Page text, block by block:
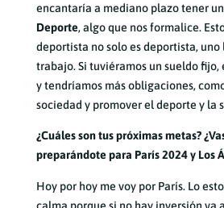
encantaría a mediano plazo tener un
Deporte, algo que nos formalice.
deportista no solo es deportista, uno
trabajo. Si tuviéramos un sueldo
y tendríamos más obligaciones,
sociedad y promover el deporte y la
¿Cuáles son tus próximas metas?
preparándote para París 2024 y Los
Hoy por hoy me voy por París. Lo
calma porque si no hay inversión va